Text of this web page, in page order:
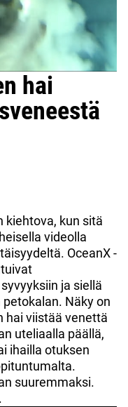
hai
kiehtova, kun sitä
videolla
OceanX -
ja siellä
Näky on
hai viistää venettä
uteliaalla päällä,
ihailla otuksen
suuremmaksi.